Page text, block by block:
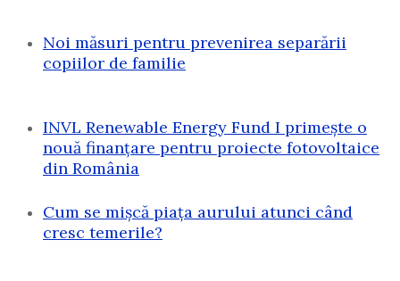
Noi măsuri pentru prevenirea separării
copiilor de familie
INVL Renewable Energy Fund I primește o
nouă finanțare pentru proiecte fotovoltaice
din România
Cum se mișcă piața aurului atunci când
cresc temerile?